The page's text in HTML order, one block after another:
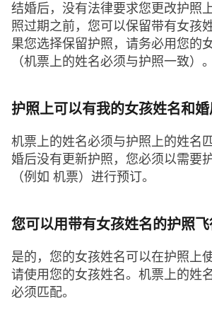
结婚后，没有法律要求您更改护照
照过期之前，您可以保留带有女孩
果您选择保留护照，请务必用您的
（机票上的姓名必须与护照一致）。
护照上可以有我的女孩姓名和婚
机票上的姓名必须与护照上的姓名
婚后没有更新护照，您必须以需要
（例如 机票）进行预订。
您可以用带有女孩姓名的护照飞
是的，您的女孩姓名可以在护照上
请使用您的女孩姓名。机票上的姓
必须匹配。